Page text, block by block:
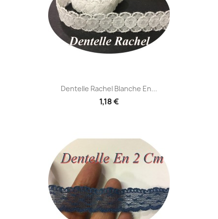
Dentelle Rachel Blanche En...
1,18 €